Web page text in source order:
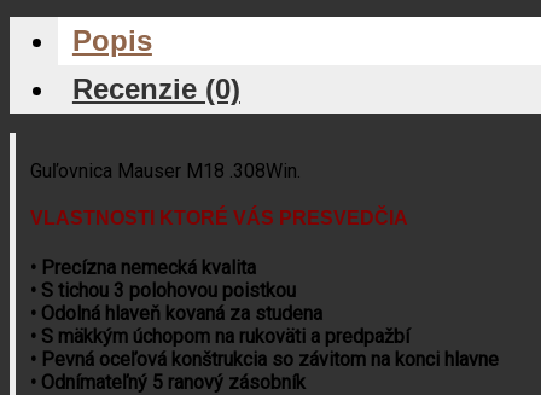
Popis
Recenzie (0)
Guľovnica Mauser M18 .308Win.
VLASTNOSTI KTORÉ VÁS PRESVEDČIA
• Precízna nemecká kvalita
• S tichou 3 polohovou poistkou
• Odolná hlaveň kovaná za studena
• S mäkkým úchopom na rukoväti a predpažbí
• Pevná oceľová konštrukcia so závitom na konci hlavne
• Odnímateľný 5 ranový zásobník